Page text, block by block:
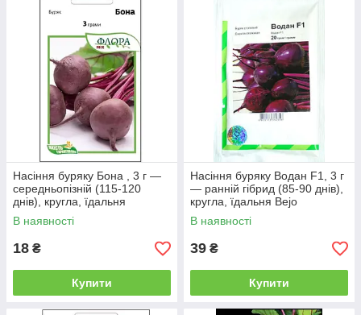
Насіння буряку Бона , 3 г —
середньопізній (115-120
днів), кругла, їдальня
АгроПак
В наявності
18 ₴
Купити
Насіння буряку Водан F1, 3 г
— ранній гібрид (85-90 днів),
кругла, їдальня Bejo
В наявності
39 ₴
Купити